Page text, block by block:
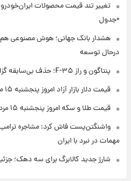
+جدول
هشدار بانک جهانی؛ هوش مصنوعی
درحال توسعه
پنتاگون و راز F-۳۵؛ حذف بی‌سابقه گزارش‌های عملکرد جنگنده‌های نسل پنجم
قیمت دلار بازار آزاد امروز پنجشنبه ۱۵ مرداد ۱۴۰۵ +جدول
قیمت طلا و سکه امروز پنجشنبه ۱۵ مرداد ۱۴۰۵
واشنگتن‌پست فاش کرد: مشاجره ترامپ
مهمات در نبرد با ایران
شارژ جدید کالابرگ برای سه دهک؛